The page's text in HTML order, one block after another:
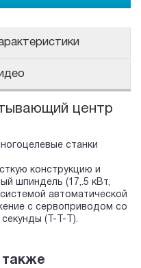
центр
станки
конструкцию и
шпиндель (17,.5 кВт,
автоматической
с сервоприводом со
(T-T-T).